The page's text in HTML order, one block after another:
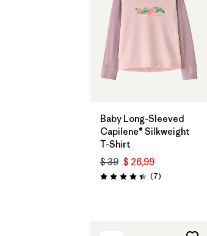
Baby Long-Sleeved
Capilene® Silkweight
T-Shirt
$ 39 $ 26,99
Valoración: 4.4 / 5
(7Comentarios
)